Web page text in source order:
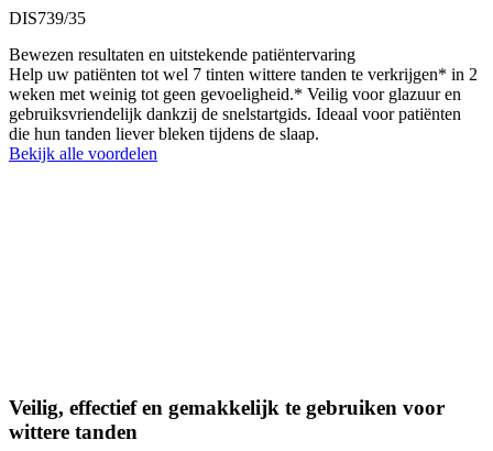
DIS739/35
Bewezen resultaten en uitstekende patiëntervaring
Help uw patiënten tot wel 7 tinten wittere tanden te verkrijgen* in 2
weken met weinig tot geen gevoeligheid.* Veilig voor glazuur en
gebruiksvriendelijk dankzij de snelstartgids. Ideaal voor patiënten
die hun tanden liever bleken tijdens de slaap.
Bekijk alle voordelen
Veilig, effectief en gemakkelijk te gebruiken voor
wittere tanden